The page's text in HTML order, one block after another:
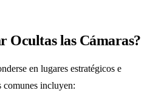
Ocultas las Cámaras?
en lugares estratégicos e
comunes incluyen: